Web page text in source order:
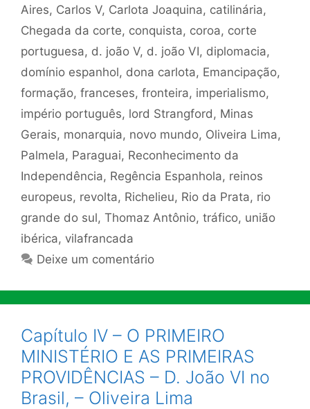
Aires, Carlos V, Carlota Joaquina, catilinária,
Chegada da corte, conquista, coroa, corte
portuguesa, d. joão V, d. joão VI, diplomacia,
domínio espanhol, dona carlota, Emancipação,
formação, franceses, fronteira, imperialismo,
império português, lord Strangford, Minas
Gerais, monarquia, novo mundo, Oliveira Lima,
Palmela, Paraguai, Reconhecimento da
Independência, Regência Espanhola, reinos
europeus, revolta, Richelieu, Rio da Prata, rio
grande do sul, Thomaz Antônio, tráfico, união
ibérica, vilafrancada
Deixe um comentário
Capítulo IV – O PRIMEIRO
MINISTÉRIO E AS PRIMEIRAS
PROVIDÊNCIAS – D. João VI no
Brasil, – Oliveira Lima